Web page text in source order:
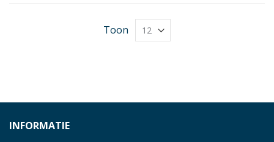
Toon
INFORMATIE